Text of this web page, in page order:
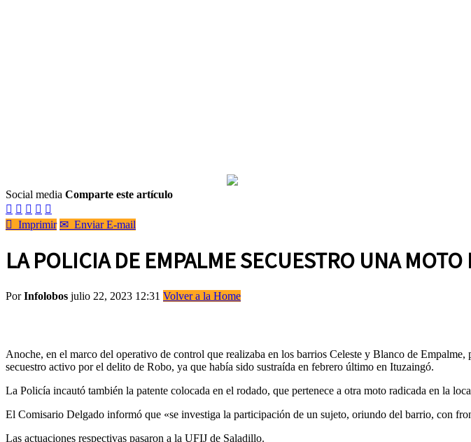
Social media Comparte este artículo
    
 Imprimir ✉ Enviar E-mail
LA POLICIA DE EMPALME SECUESTRO UNA
PorInfolobos julio 22, 2023 12:31 Volver a la Home
Anoche, en el marco del operativo de control que realizaba en los barrios Celeste y Blanco de
secuestro activo por el delito de Robo, ya que había sido sustraída en febrero último en Ituzaingó.
La Policía incautó también la patente colocada en el rodado, que pertenece a otra moto radicada en la
El Comisario Delgado informó que «se investiga la participación de un sujeto, oriundo del barrio, con
Las actuaciones respectivas pasaron a la UFIJ de Saladillo.